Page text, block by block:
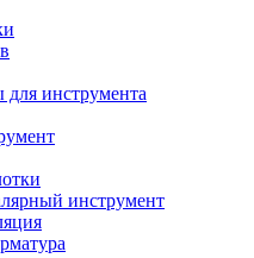
для инструмента
инструмент